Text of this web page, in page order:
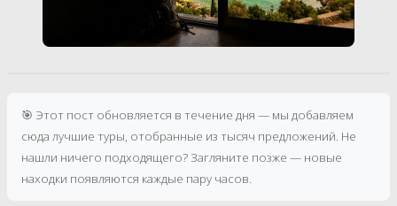
🎯 Этот пост обновляется в течение дня — мы добавляем
сюда лучшие туры, отобранные из тысяч предложений. Не
нашли ничего подходящего? Загляните позже — новые
находки появляются каждые пару часов.